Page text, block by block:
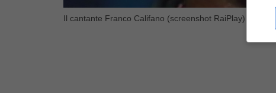
Il cantante Franco Califano (screenshot RaiPlay) –